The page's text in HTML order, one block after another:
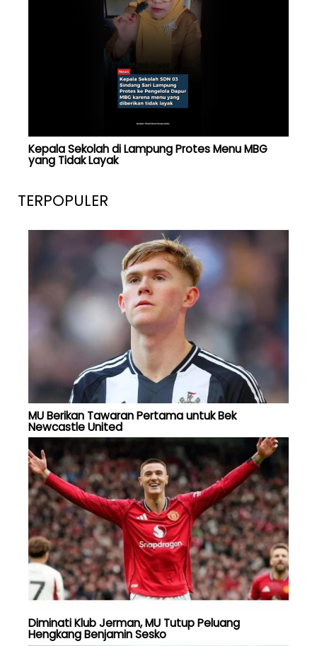
Kepala Sekolah di Lampung Protes Menu MBG
yang Tidak Layak
TERPOPULER
MU Berikan Tawaran Pertama untuk Bek
Newcastle United
Diminati Klub Jerman, MU Tutup Peluang
Hengkang Benjamin Sesko